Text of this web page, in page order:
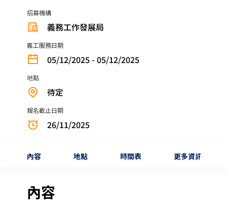
招募機構
義務工作發展局
義工服務日期
05/12/2025 - 05/12/2025
地點
待定
報名截止日期
26/11/2025
內容 地點 時間表 更多資訊
內容